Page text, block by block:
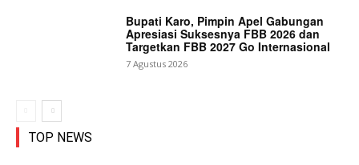
Bupati Karo, Pimpin Apel Gabungan
Apresiasi Suksesnya FBB 2026 dan
Targetkan FBB 2027 Go Internasional
7 Agustus 2026
TOP NEWS